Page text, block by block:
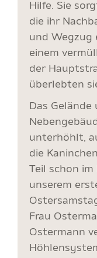
Hilfe. Sie
die ihr
und Wegzug
einem
der
überlebten
Das
unterhöhlt,
die
Teil schon im
unserem
Frau
Ostermann